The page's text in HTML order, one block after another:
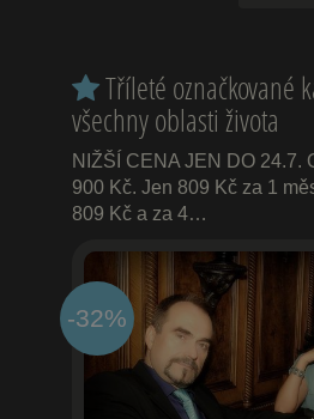
-32%
Tříleté označkované
všechny oblasti života
NIŽŠÍ CENA JEN DO 24.7.
900 Kč. Jen 809 Kč za 1
809 Kč a za 4…